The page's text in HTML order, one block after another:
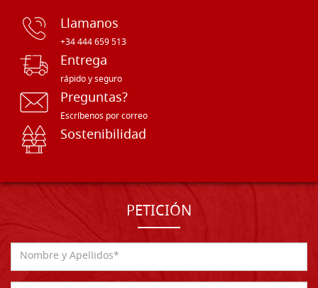
Llamanos
+34 444 659 513
Entrega
rápido y seguro
Preguntas?
Escríbenos por correo
Sostenibilidad
PETICIÓN